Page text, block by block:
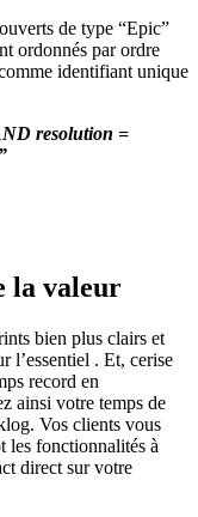
de type “Epic”
ordonnés par ordre
identifiant unique
resolution =
la valeur
bien plus clairs et
l’essentiel . Et, cerise
record en
ainsi votre temps de
Vos clients vous
les fonctionnalités à
direct sur votre